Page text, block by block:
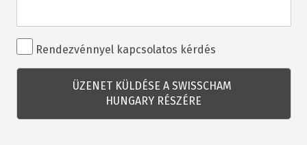
Rendezvénnyel
kapcsolatos
kérdés
Rendezvénnyel kapcsolatos kérdés